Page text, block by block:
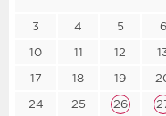
3
4 5 6
10
11 12
17
18 19
24
25 26